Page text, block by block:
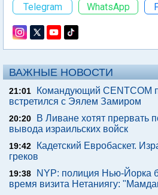
Telegram
WhatsApp
ВАЖНЫЕ НОВОСТИ
21:01
Командующий CENTCOM
встретился с Эялем Замиром
20:20
В Ливане хотят прервать
вывода израильских войск
19:42
Кадетский Евробаскет.
греков
19:38
NYP: полиция Нью-Йорка
время визита Нетаниягу: